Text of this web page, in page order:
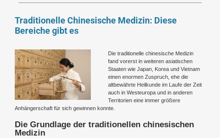
Traditionelle Chinesische Medizin: Diese
Bereiche gibt es
Zeige
grösseres
Bild
Die traditionelle chinesische Medizin
fand vorerst in weiteren asiatischen
Staaten wie Japan, Korea und Vietnam
einen enormen Zuspruch, ehe die
altbewährte Heilkunde im Laufe der Zeit
auch in Westeuropa und in anderen
Territorien eine immer größere
Anhängerschaft für sich gewinnen konnte.
Die Grundlage der traditionellen chinesischen
Medizin